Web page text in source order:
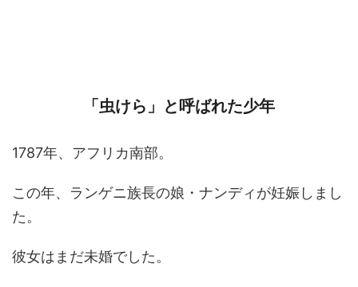
「虫けら」と呼ばれた少年
1787年、アフリカ南部。
この年、ランゲニ族長の娘・ナンディが妊娠しまし
た。
彼女はまだ未婚でした。